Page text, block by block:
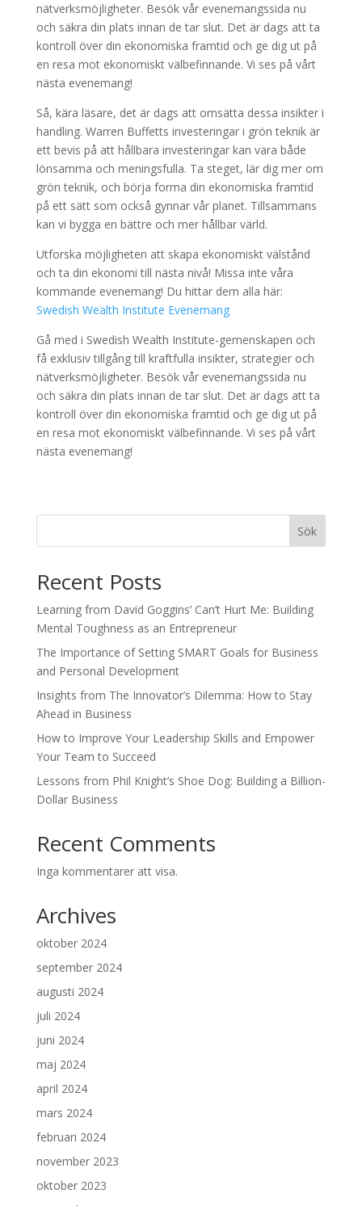
nätverksmöjligheter. Besök vår evenemangssida nu
och säkra din plats innan de tar slut. Det är dags att ta
kontroll över din ekonomiska framtid och ge dig ut på
en resa mot ekonomiskt välbefinnande. Vi ses på vårt
nästa evenemang!
Så, kära läsare, det är dags att omsätta dessa insikter i
handling. Warren Buffetts investeringar i grön teknik är
ett bevis på att hållbara investeringar kan vara både
lönsamma och meningsfulla. Ta steget, lär dig mer om
grön teknik, och börja forma din ekonomiska framtid
på ett sätt som också gynnar vår planet. Tillsammans
kan vi bygga en bättre och mer hållbar värld.
Utforska möjligheten att skapa ekonomiskt välstånd
och ta din ekonomi till nästa nivå! Missa inte våra
kommande evenemang! Du hittar dem alla här:
Swedish Wealth Institute Evenemang
Gå med i Swedish Wealth Institute-gemenskapen och
få exklusiv tillgång till kraftfulla insikter, strategier och
nätverksmöjligheter. Besök vår evenemangssida nu
och säkra din plats innan de tar slut. Det är dags att ta
kontroll över din ekonomiska framtid och ge dig ut på
en resa mot ekonomiskt välbefinnande. Vi ses på vårt
nästa evenemang!
Sök
Recent Posts
Learning from David Goggins’ Can’t Hurt Me: Building
Mental Toughness as an Entrepreneur
The Importance of Setting SMART Goals for Business
and Personal Development
Insights from The Innovator’s Dilemma: How to Stay
Ahead in Business
How to Improve Your Leadership Skills and Empower
Your Team to Succeed
Lessons from Phil Knight’s Shoe Dog: Building a Billion-
Dollar Business
Recent Comments
Inga kommentarer att visa.
Archives
oktober 2024
september 2024
augusti 2024
juli 2024
juni 2024
maj 2024
april 2024
mars 2024
februari 2024
november 2023
oktober 2023